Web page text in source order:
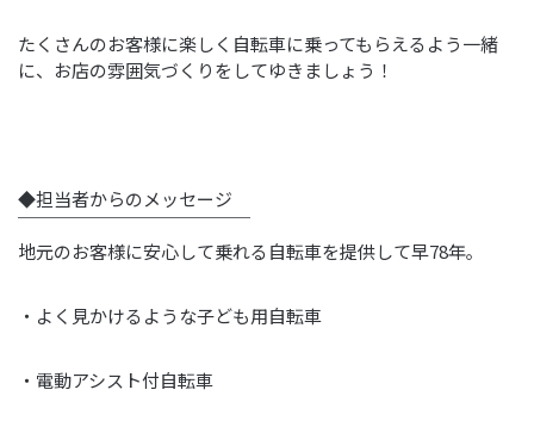
たくさんのお客様に楽しく自転車に乗ってもらえるよう一緒
に、お店の雰囲気づくりをしてゆきましょう！
◆担当者からのメッセージ
￣￣￣￣￣￣￣￣￣￣￣￣￣
地元のお客様に安心して乗れる自転車を提供して早78年｡
・よく見かけるような子ども用自転車
・電動アシスト付自転車